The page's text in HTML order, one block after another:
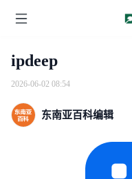
ipdeep
2026-06-02 08:54
东南亚百科编辑